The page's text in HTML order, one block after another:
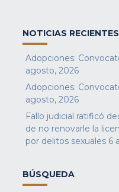
NOTICIAS RECIENTES
Adopciones:
agosto, 2026
Adopciones:
agosto, 2026
Fallo judicial ratificó
de no renovarle la
por delitos sexuales 6
BÚSQUEDA